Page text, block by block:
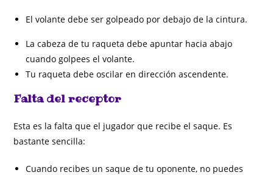
El volante debe ser golpeado por debajo de la cintura.
La cabeza de tu raqueta debe apuntar hacia abajo
cuando golpees el volante.
Tu raqueta debe oscilar en dirección ascendente.
Falta del receptor
Esta es la falta que el jugador que recibe el saque. Es
bastante sencilla:
Cuando recibes un saque de tu oponente, no puedes